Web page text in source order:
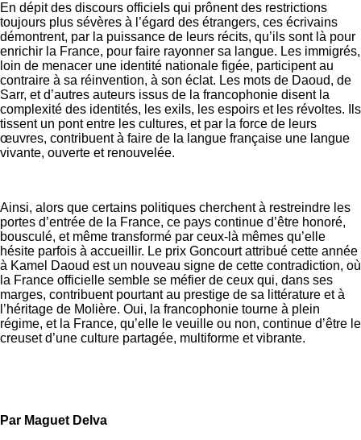
En dépit des discours officiels qui prônent des restrictions
toujours plus sévères à l’égard des étrangers, ces écrivains
démontrent, par la puissance de leurs récits, qu’ils sont là pour
enrichir la France, pour faire rayonner sa langue. Les immigrés,
loin de menacer une identité nationale figée, participent au
contraire à sa réinvention, à son éclat. Les mots de Daoud, de
Sarr, et d’autres auteurs issus de la francophonie disent la
complexité des identités, les exils, les espoirs et les révoltes. Ils
tissent un pont entre les cultures, et par la force de leurs
œuvres, contribuent à faire de la langue française une langue
vivante, ouverte et renouvelée.
Ainsi, alors que certains politiques cherchent à restreindre les
portes d’entrée de la France, ce pays continue d’être honoré,
bousculé, et même transformé par ceux-là mêmes qu’elle
hésite parfois à accueillir. Le prix Goncourt attribué cette année
à Kamel Daoud est un nouveau signe de cette contradiction, où
la France officielle semble se méfier de ceux qui, dans ses
marges, contribuent pourtant au prestige de sa littérature et à
l’héritage de Molière. Oui, la francophonie tourne à plein
régime, et la France, qu’elle le veuille ou non, continue d’être le
creuset d’une culture partagée, multiforme et vibrante.
Par Maguet Delva